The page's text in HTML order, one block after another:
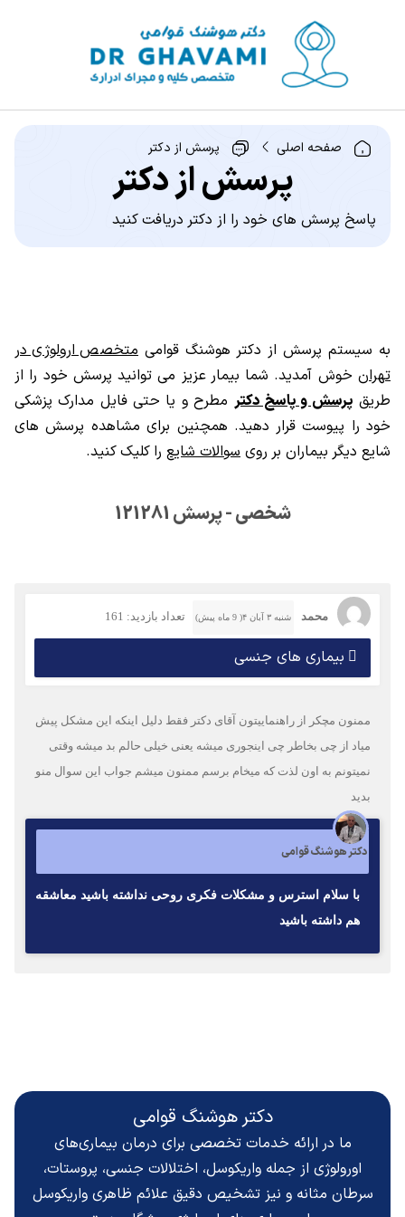
صفحه اصلی پرسش از دکتر
پرسش از دکتر
پاسخ پرسش های خود را از دکتر دریافت کنید
به سیستم پرسش از دکتر هوشنگ قوامی متخصص ارولوژی در
تهران خوش آمدید. شما بیمار عزیز می توانید پرسش خود را از
طریق پرسش و پاسخ دکتر مطرح و یا حتی فایل مدارک پزشکی
خود را پیوست قرار دهید. همچنین برای مشاهده پرسش های
شایع دیگر بیماران بر روی سوالات شایع را کلیک کنید.
شخصی - پرسش 121281
محمد شنبه ۳ آبان ۴( 9 ماه پیش) تعداد بازدید: 161
بیماری های جنسی
ممنون مچکر از راهنماییتون آقای دکتر فقط دلیل اینکه این مشکل پیش
میاد از چی بخاطر چی اینجوری میشه یعنی خیلی حالم بد میشه وقتی
نمیتونم به اون لذت که میخام برسم ممنون میشم جواب این سوال منو
بدید
دکتر هوشنگ قوامی
با سلام استرس و مشکلات فکری روحی نداشته باشید معاشقه
هم داشته باشید
دکتر هوشنگ قوامی
ما در ارائه خدمات تخصصی برای درمان بیماری‌های
اورولوژی از جمله واریکوسل، اختلالات جنسی، پروستات،
سرطان مثانه و نیز تشخیص دقیقعلائم ظاهری واریکوسل